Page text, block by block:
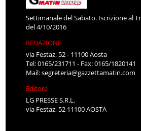
Settimanale del Sabato. Iscrizione al
del 4/10/2016
REDAZIONE
via Festaz, 52 - 11100 Aosta
Tel: 0165/231711 - Fax: 0165/1820141
Mail:segreteria@gazzettamatin.com
Editore
LG PRESSE S.R.L.
via Festaz, 52 11100 AOSTA